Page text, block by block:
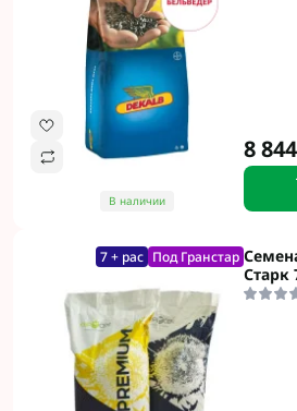
В наличии
8
7 + рас Под Гранстар
Старк